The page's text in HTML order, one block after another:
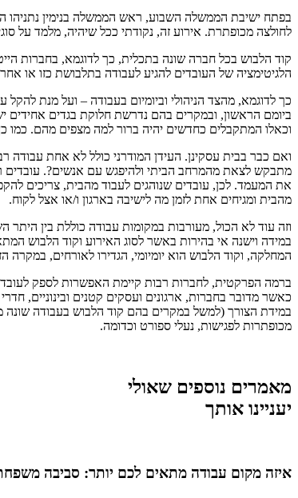
בפתח ישיבת הממשלה השבוע, ראש הממשלה בנימין נתניהו
לחולצה מכופתרת. אירוע זה, נקודתי ככל שיהיה, מלמד על
קוד הלבוש בכל חברה שונה בתכלית, כך לדוגמא, בחברות
הלגיטימציה של העובדים להגיע לעבודה בתלבושת כזו או
כך לדוגמא, מהצד הניהולי וביומיום בעבודה – ועל מנת
ביומם הראשון, ובמקרים בהם נדרשת חלוקת בגדים אחידים
וכאלו המתקבלים כחדשים יהיה ברור למה מצפים מהם. כמו
ואם כבר בבית עסקינן. העידן המודרני כולל לא אחת
מתבקש לצאת מהמרחב הביתי ולהיפגש עם אנשים?. עובדים
את המעמד. לכן, עובדים שנוהגים לעבוד מהבית, צריכים
מהבית ומגיחים אחת לזמן מה לישיבה בארגון ו/או אצל לקוח.
וזה עוד לא הכול, מעורבות במקומות עבודה כוללת בין
במידה וישנה אי בהירות באשר לסוג האירוע וקוד הלבוש
המחלקה, וקוד הלבוש הוא יומיומי, הגדירו לאורחים, במקרה
ברמה הפרקטית, לחברות רבות קיימת האפשרות לספק
כאשר מדובר בחברות, ארגונים ועסקים קטנים ובינוניים,
במידת הצורך (למשל במקרים בהם קוד הלבוש בעבודה שונה
מכופתרות לפגישות, נעלי ספורט וכדומה.
מאמרים נוספים שאולי
יעניינו אותך
איזה מקום עבודה מתאים לכם יותר: סביבה